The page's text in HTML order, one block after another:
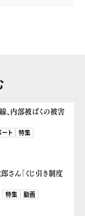
、内部被ばくの被害
ト
特集
さん「くじ引き制度
特集
動画